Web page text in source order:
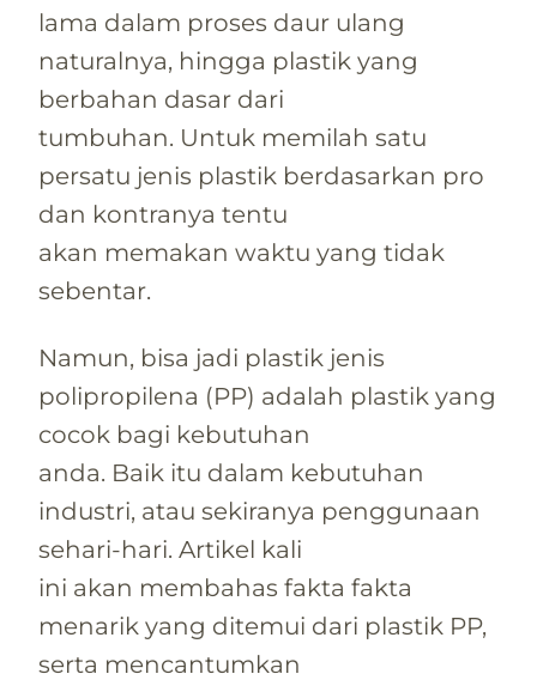
lama dalam proses daur ulang
naturalnya, hingga plastik yang
berbahan dasar dari
tumbuhan. Untuk memilah satu
persatu jenis plastik berdasarkan pro
dan kontranya tentu
akan memakan waktu yang tidak
sebentar.
Namun, bisa jadi plastik jenis
polipropilena (PP) adalah plastik yang
cocok bagi kebutuhan
anda. Baik itu dalam kebutuhan
industri, atau sekiranya penggunaan
sehari-hari. Artikel kali
ini akan membahas fakta fakta
menarik yang ditemui dari plastik PP,
serta mencantumkan